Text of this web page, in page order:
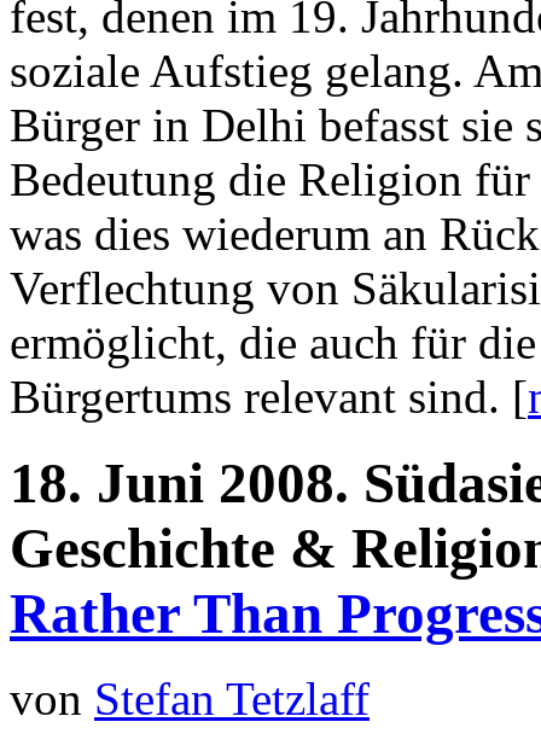
fest, denen im 19.
soziale Aufstieg gelang.
Bürger in Delhi befasst sie
Bedeutung die Religion für
was dies wiederum an
Verflechtung von
ermöglicht, die auch für
Bürgertums relevant sind. [
18. Juni 2008.
Geschichte &
Rather Than
von Stefan Tetzlaff